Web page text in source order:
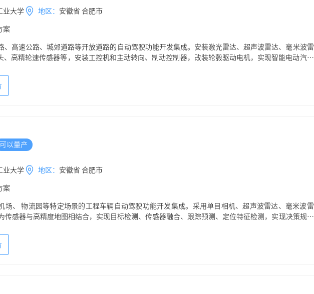
业大学 地区： 安徽省 合肥市
案
、高速公路、城郊道路等开放道路的自动驾驶功能开发集成。安装激光雷达、超声波雷达、毫米波雷
、高精轮速传感器等，安装工控机和主动转向、制动控制器，改装轮毂驱动电机，实现智能电动汽车
可以量产
业大学 地区： 安徽省 合肥市
案
场、 物流园等特定场景的工程车辆自动驾驶功能开发集成。采用单目相机、超声波雷达、毫米波雷
传感器与高精度地图相结合，实现目标检测、传感器融合、跟踪预测、定位特征检测，实现决策规划